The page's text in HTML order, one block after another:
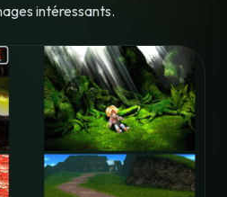
intéressants.